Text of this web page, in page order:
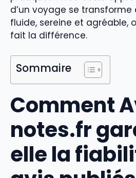
d’un voyage se transforme
fluide, sereine et agréable,
fait la différence.
Sommaire
Comment
notes.fr
elle la